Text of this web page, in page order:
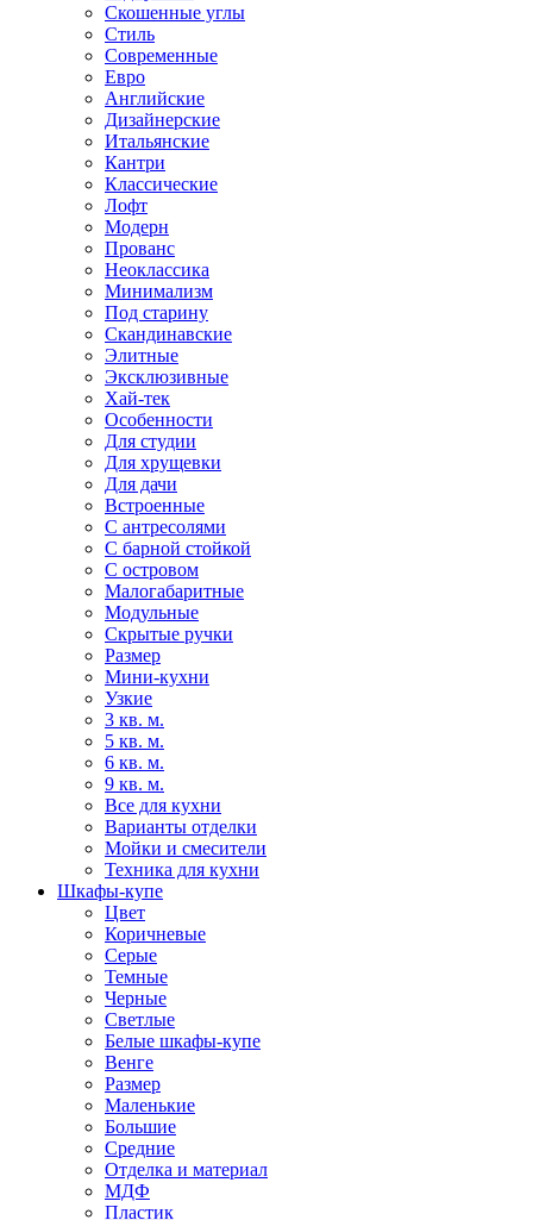
Скошенные углы
Стиль
Современные
Евро
Английские
Дизайнерские
Итальянские
Кантри
Классические
Лофт
Модерн
Прованс
Неоклассика
Минимализм
Под старину
Скандинавские
Элитные
Эксклюзивные
Хай-тек
Особенности
Для студии
Для хрущевки
Для дачи
Встроенные
С антресолями
С барной стойкой
С островом
Малогабаритные
Модульные
Скрытые ручки
Размер
Мини-кухни
Узкие
3 кв. м.
5 кв. м.
6 кв. м.
9 кв. м.
Все для кухни
Варианты отделки
Мойки и смесители
Техника для кухни
Шкафы-купе
Цвет
Коричневые
Серые
Темные
Черные
Светлые
Белые шкафы-купе
Венге
Размер
Маленькие
Большие
Средние
Отделка и материал
МДФ
Пластик